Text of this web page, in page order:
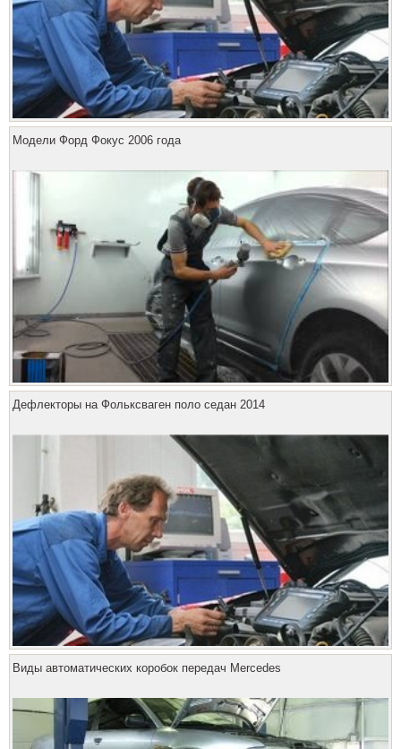
Модели Форд Фокус 2006 года
Дефлекторы на Фольксваген поло седан 2014
Виды автоматических коробок передач Mercedes